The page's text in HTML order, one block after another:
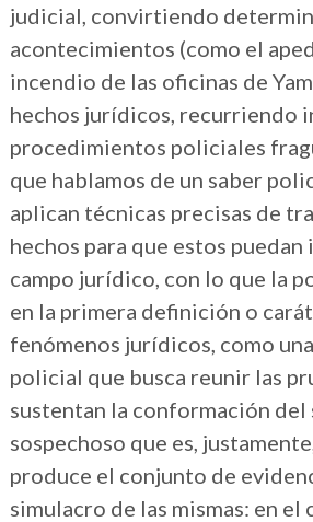
judicial, convirtiendo
acontecimientos (como el
incendio de las oficinas de
hechos jurídicos, recurriendo
procedimientos policiales
que hablamos de un saber
aplican técnicas precisas de
hechos para que estos puedan
campo jurídico, con lo que la
en la primera definición o
fenómenos jurídicos, como
policial que busca reunir las
sustentan la conformación del
sospechoso que es,
produce el conjunto de
simulacro de las mismas: en el